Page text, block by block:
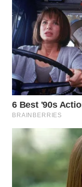
DANAU
TOBA
WN
NIAS
WN
LANGKAT
TAPANULI
SELATAN
WN